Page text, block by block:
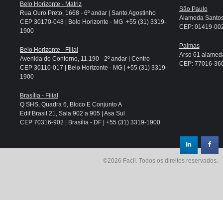
Belo Horizonte - Matriz
Rua Ouro Preto, 1668 - 6º andar | Santo Agostinho
CEP 30170-048 | Belo Horizonte - MG +55 (31) 3319-
1900
Belo Horizonte - Filial
Avenida do Contorno, 11.190 - 2º andar | Centro
CEP 30110-017 | Belo Horizonte - MG | +55 (31) 3319-
1900
Brasília - Filial
Q SHS, Quadra 6, Bloco E Conjunto A
Edif Brasil 21, Sala 902 a 905 | Asa Sul
CEP 70316-902 | Brasília - DF | +55 (31) 3319-1900
São Paulo
Alameda
CEP: 01419-
Palmas
Arso 61
CEP: 77016-
.
©2026 Facil. Todos os direitos reservados.